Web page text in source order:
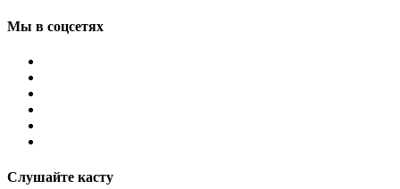
Мы в соцсетях
Слушайте касту